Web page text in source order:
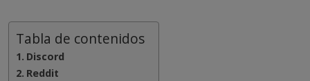
Tabla de contenidos
Discord
Reddit